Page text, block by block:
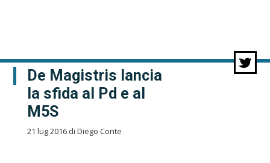
De Magistris lancia
la sfida al Pd e al
M5S
21 lug 2016 di Diego Conte